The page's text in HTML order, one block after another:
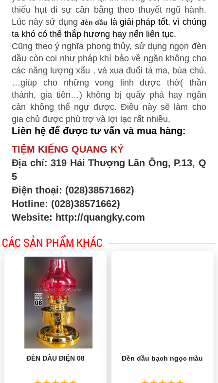
thiếu hụt đi sự cân bằng theo thuyết ngũ hành.
Lúc này sử dụng đèn dầu
là giải pháp tốt, vì chúng
ta khó có thể thắp hương hay nến liên tục.
Cũng theo ý nghĩa phong thủy, sử dụng ngọn đèn
dầu còn coi như pháp khí bảo về ngăn không cho
các năng lượng xấu , và xua đuổi tà ma, bùa chú,
…giúp cho những vong linh được thờ( thần
thánh, gia tiên…) không bị quấy phá hay ngăn
cản không thể ngự được. Điều này sẽ làm cho
gia chủ được phù trợ và lợi lạc rất nhiều.
Liên hệ để được tư vấn và mua hàng:
TIỆM KIẾNG QUANG KÝ
Địa chỉ: 319 Hải Thượng Lãn Ông, P.13, Q
5
Điện thoại: (028)38571662)
Hotline: (028)38571662)
Website: http://quangky.com
CÁC SẢN PHẨM KHÁC
ĐÈN DẦU ĐIỆN 08 Đèn dầu bạch ngọc màu